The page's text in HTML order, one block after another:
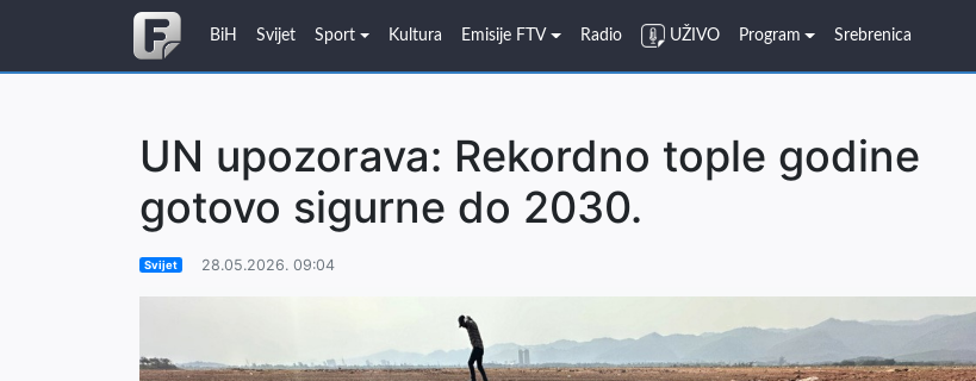
BiH Svijet Sport Kultura Emisije FTV Radio UŽIVO Program Srebrenica
UN upozorava: Rekordno tople godine
gotovo sigurne do 2030.
Svijet 28.05.2026. 09:04